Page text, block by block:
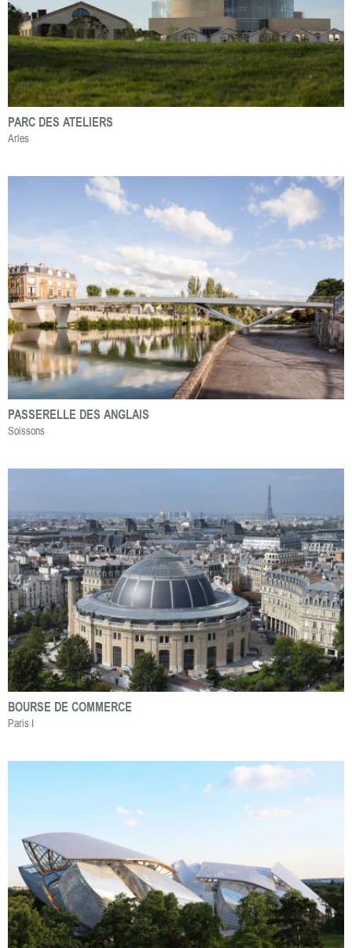
PARC DES ATELIERS
Arles
PASSERELLE DES ANGLAIS
Soissons
BOURSE DE COMMERCE
Paris I